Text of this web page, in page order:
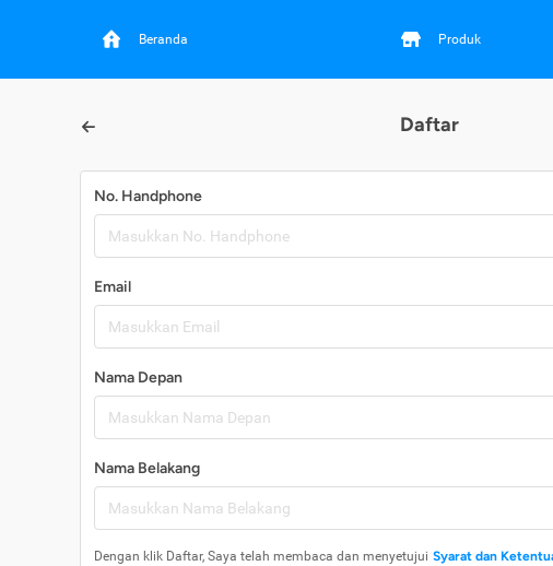
Beranda Produk
Daftar
No. Handphone
Email
Nama Depan
Nama Belakang
Dengan klik Daftar, Saya telah membaca dan menyetujui Syarat dan